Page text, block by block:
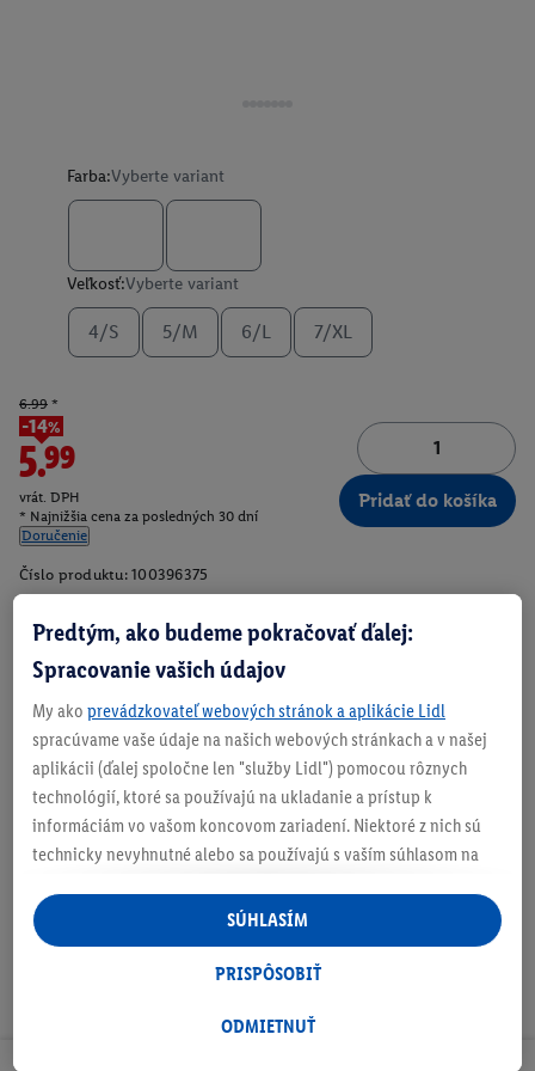
Farba:Vyberte variant
Veľkosť:Vyberte variant
4/S 5/M 6/L 7/XL
6.99 *
-14%
5.99
vrát. DPH
* Najnižšia cena za posledných 30 dní
Doručenie
Pridať do košíka
Číslo produktu: 100396375
Zistite svoju veľkosť
O produkte
Predtým, ako budeme pokračovať ďalej:
Spracovanie vašich údajov
My ako prevádzkovateľ webových stránok a aplikácie Lidl
spracúvame vaše údaje na našich webových stránkach a v našej
aplikácii (ďalej spoločne len "služby Lidl") pomocou rôznych
technológií, ktoré sa používajú na ukladanie a prístup k
informáciám vo vašom koncovom zariadení. Niektoré z nich sú
technicky nevyhnutné alebo sa používajú s vaším súhlasom na
personalizovanú reklamu v rámci služieb Lidl aj mimo nich. Ak
ste účastníkom programu Lidl Plus, na tieto účely sa spracúvajú
aj údaje z vášho nákupného správania v obchode.
následne si vytvoríte účet Lidl Plus alebo sa prihlásite do svojho
ODMIETNUŤ
PRISPÔSOBIŤ
SÚHLASÍM